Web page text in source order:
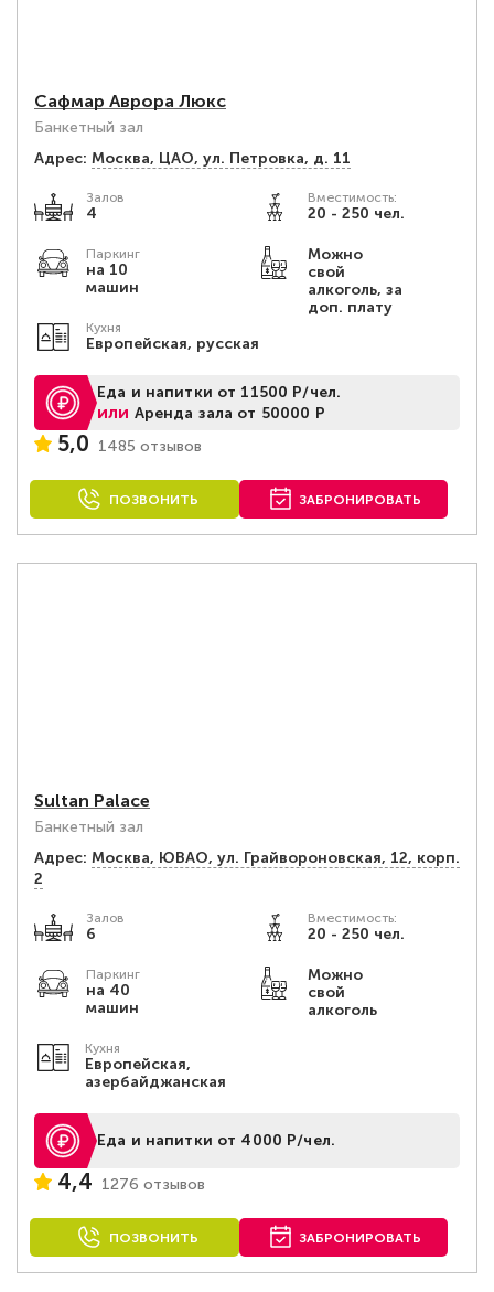
Сафмар Аврора Люкс
Банкетный зал
Адрес: Москва, ЦАО, ул. Петровка, д. 11
Залов
4
Вместимость:
20 - 250 чел.
Паркинг
на 10
машин
Можно
свой
алкоголь, за
доп. плату
Кухня
Европейская, русская
Еда и напитки от 11500 Р/чел.
или Аренда зала от 50000 Р
5,0 1485 отзывов
ПОЗВОНИТЬ ЗАБРОНИРОВАТЬ
Sultan Palace
Банкетный зал
Адрес: Москва, ЮВАО, ул. Грайвороновская, 12, корп.
2
Залов
6
Вместимость:
20 - 250 чел.
Паркинг
на 40
машин
Можно
свой
алкоголь
Кухня
Европейская,
азербайджанская
Еда и напитки от 4000 Р/чел.
4,4 1276 отзывов
ПОЗВОНИТЬ ЗАБРОНИРОВАТЬ